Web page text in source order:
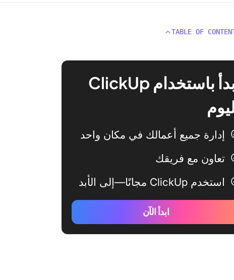
TABLE OF
ابدأ باستخدام ClickUp
إدارة جميع أعمالك في مكان واحد
تعاون مع فريقك
استخدم ClickUp مجانًا—إلى الأبد
ابدأ الآن